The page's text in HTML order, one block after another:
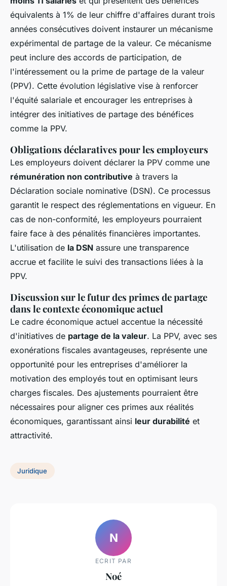
équivalents à 1% de leur chiffre d'affaires durant trois
années consécutives doivent instaurer un mécanisme
expérimental de partage de la valeur. Ce mécanisme
peut inclure des accords de participation, de
l'intéressement ou la prime de partage de la valeur
(PPV). Cette évolution législative vise à renforcer
l'équité salariale et encourager les entreprises à
intégrer des initiatives de partage des bénéfices
comme la PPV.
Obligations déclaratives pour les employeurs
Les employeurs doivent déclarer la PPV comme une
rémunération non contributive à travers la
Déclaration sociale nominative (DSN). Ce processus
garantit le respect des réglementations en vigueur. En
cas de non-conformité, les employeurs pourraient
faire face à des pénalités financières importantes.
L'utilisation de la DSN assure une transparence
accrue et facilite le suivi des transactions liées à la
PPV.
Discussion sur le futur des primes de partage
dans le contexte économique actuel
Le cadre économique actuel accentue la nécessité
d'initiatives de partage de la valeur. La PPV, avec ses
exonérations fiscales avantageuses, représente une
opportunité pour les entreprises d'améliorer la
motivation des employés tout en optimisant leurs
charges fiscales. Des ajustements pourraient être
nécessaires pour aligner ces primes aux réalités
économiques, garantissant ainsi leur durabilité et
attractivité.
Juridique
N
ECRIT PAR
Noé